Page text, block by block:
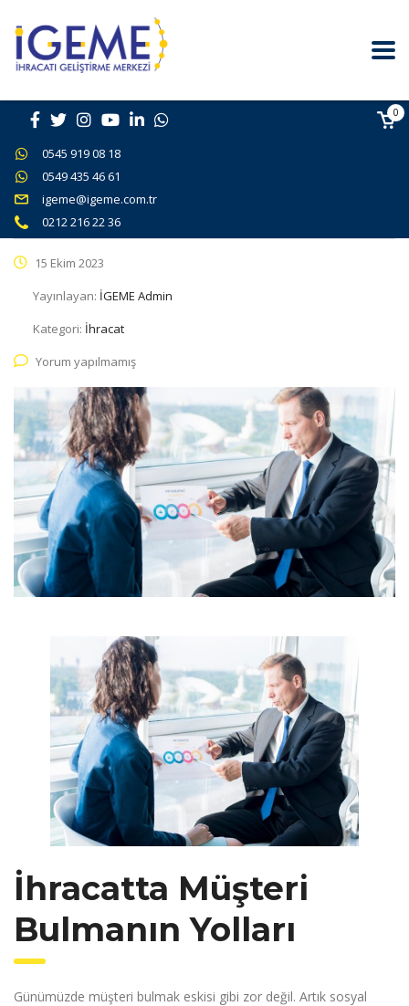
0545 919 08 18
0549 435 46 61
igeme@igeme.com.tr
0212 216 22 36
0
15 Ekim 2023
Yayınlayan: İGEME Admin
Kategori: İhracat
Yorum yapılmamış
İhracatta Müşteri
Bulmanın Yolları
Günümüzde müşteri bulmak eskisi gibi zor değil. Artık sosyal